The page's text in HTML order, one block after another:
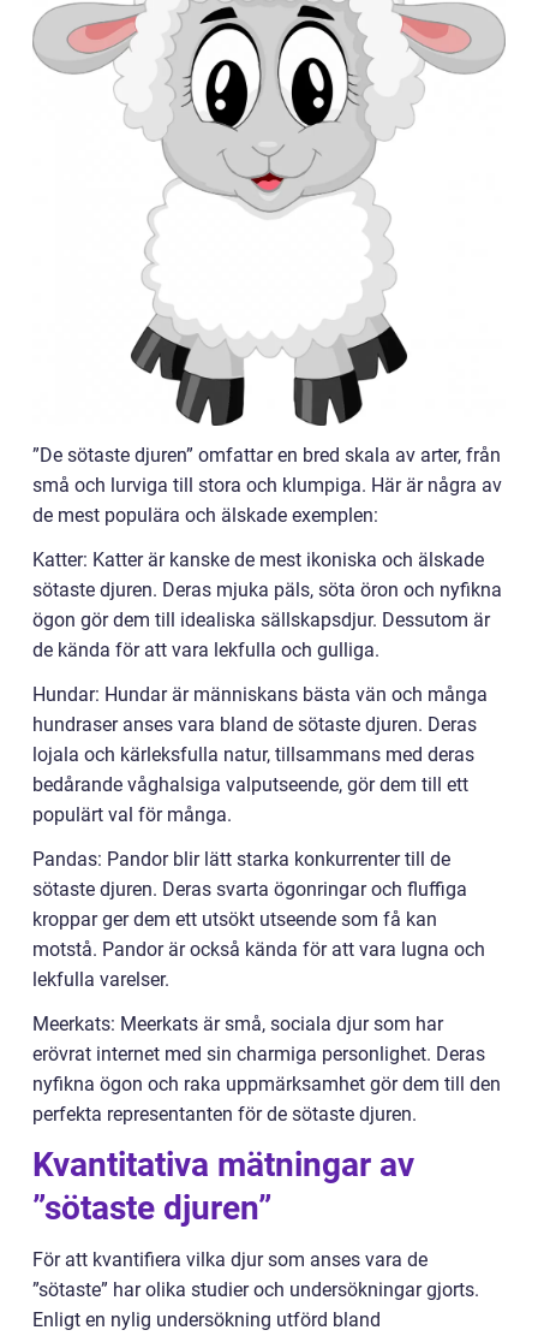
”De sötaste djuren” omfattar en bred skala av arter, från
små och lurviga till stora och klumpiga. Här är några av
de mest populära och älskade exemplen:
Katter: Katter är kanske de mest ikoniska och älskade
sötaste djuren. Deras mjuka päls, söta öron och nyfikna
ögon gör dem till idealiska sällskapsdjur. Dessutom är
de kända för att vara lekfulla och gulliga.
Hundar: Hundar är människans bästa vän och många
hundraser anses vara bland de sötaste djuren. Deras
lojala och kärleksfulla natur, tillsammans med deras
bedårande våghalsiga valputseende, gör dem till ett
populärt val för många.
Pandas: Pandor blir lätt starka konkurrenter till de
sötaste djuren. Deras svarta ögonringar och fluffiga
kroppar ger dem ett utsökt utseende som få kan
motstå. Pandor är också kända för att vara lugna och
lekfulla varelser.
Meerkats: Meerkats är små, sociala djur som har
erövrat internet med sin charmiga personlighet. Deras
nyfikna ögon och raka uppmärksamhet gör dem till den
perfekta representanten för de sötaste djuren.
Kvantitativa mätningar av
”sötaste djuren”
För att kvantifiera vilka djur som anses vara de
”sötaste” har olika studier och undersökningar gjorts.
Enligt en nylig undersökning utförd bland